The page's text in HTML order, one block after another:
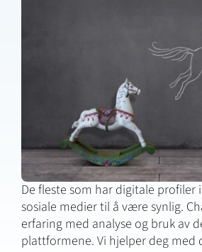
De fleste som har digitale profiler
sosiale medier til å være synlig.
erfaring med analyse og bruk av
plattformene. Vi hjelper deg med